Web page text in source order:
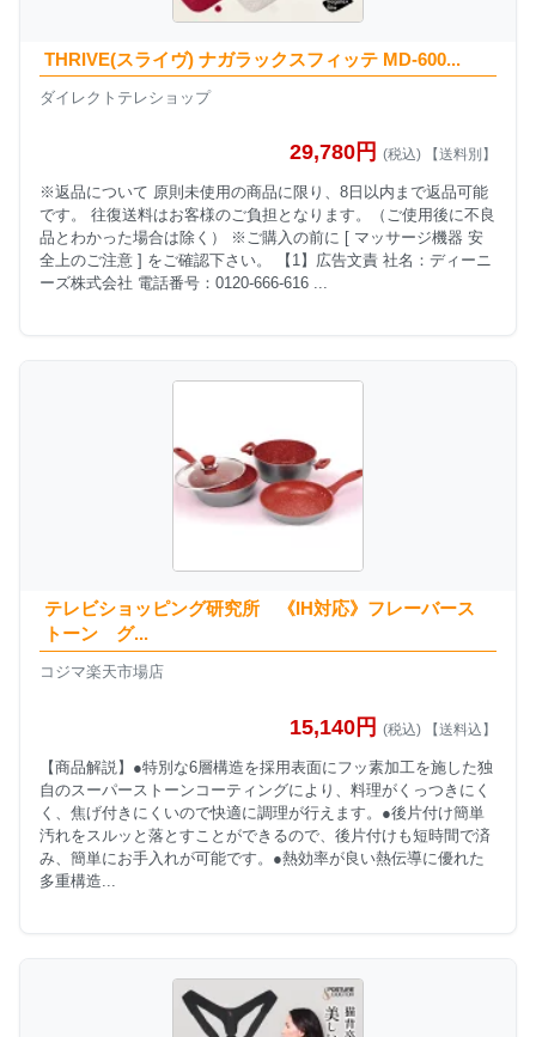
THRIVE(スライヴ) ナガラックスフィッテ MD-600...
ダイレクトテレショップ
29,780円 (税込) 【送料別】
※返品について 原則未使用の商品に限り、8日以内まで返品可能
です。 往復送料はお客様のご負担となります。（ご使用後に不良
品とわかった場合は除く） ※ご購入の前に [ マッサージ機器 安
全上のご注意 ] をご確認下さい。 【1】広告文責 社名：ディーニ
ーズ株式会社 電話番号：0120-666-616 ...
テレビショッピング研究所 《IH対応》フレーバース
トーン グ...
コジマ楽天市場店
15,140円 (税込) 【送料込】
【商品解説】●特別な6層構造を採用表面にフッ素加工を施した独
自のスーパーストーンコーティングにより、料理がくっつきにく
く、焦げ付きにくいので快適に調理が行えます。●後片付け簡単
汚れをスルッと落とすことができるので、後片付けも短時間で済
み、簡単にお手入れが可能です。●熱効率が良い熱伝導に優れた
多重構造...